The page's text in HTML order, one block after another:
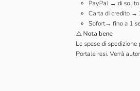
PayPal → di
Carta di credito →
Sofort→ fino a 1
⚠️ Nota bene
Le spese di
Portale resi. Verrà